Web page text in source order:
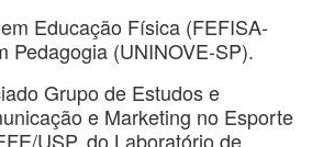
Educação Física (FEFISA-
Pedagogia (UNINOVE-SP).
Grupo de Estudos e
e Marketing no Esporte
USP, do Laboratório de